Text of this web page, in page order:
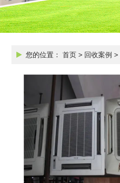
您的位置： 首页> 回收案例 >